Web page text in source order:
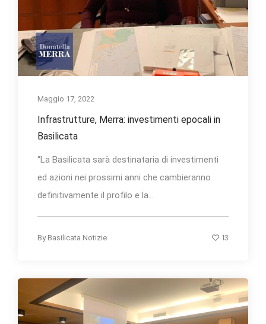
Maggio 17, 2022
Infrastrutture, Merra: investimenti epocali in
Basilicata
“La Basilicata sarà destinataria di investimenti
ed azioni nei prossimi anni che cambieranno
definitivamente il profilo e la...
By Basilicata Notizie 13